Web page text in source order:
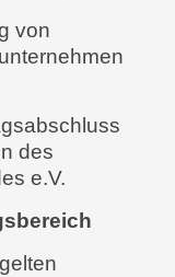
von
des
e.V.